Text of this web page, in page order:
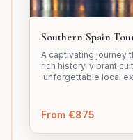
Southern Spain
A captivating journey
rich history, vibrant
unforgettable local
From €875